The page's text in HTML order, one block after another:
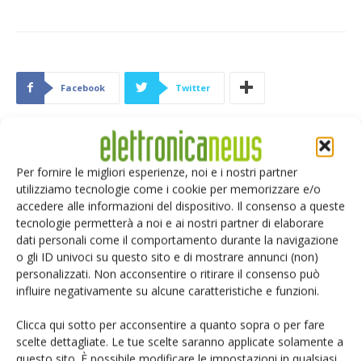
Per fornire le migliori esperienze, noi e i nostri partner
utilizziamo tecnologie come i cookie per memorizzare e/o
accedere alle informazioni del dispositivo. Il consenso a queste
tecnologie permetterà a noi e ai nostri partner di elaborare
dati personali come il comportamento durante la navigazione
o gli ID univoci su questo sito e di mostrare annunci (non)
personalizzati. Non acconsentire o ritirare il consenso può
influire negativamente su alcune caratteristiche e funzioni.
Clicca qui sotto per acconsentire a quanto sopra o per fare
scelte dettagliate. Le tue scelte saranno applicate solamente a
Facebook Twitter
ARTICOLI CORRELATI ALTRO DALL'AUTORE
Ultimissime del 17 luglio – Hormuz,
Samsung e ASML: il de-risking dei
chip
Le ultimissime del 28 maggio –
mercati senza freni